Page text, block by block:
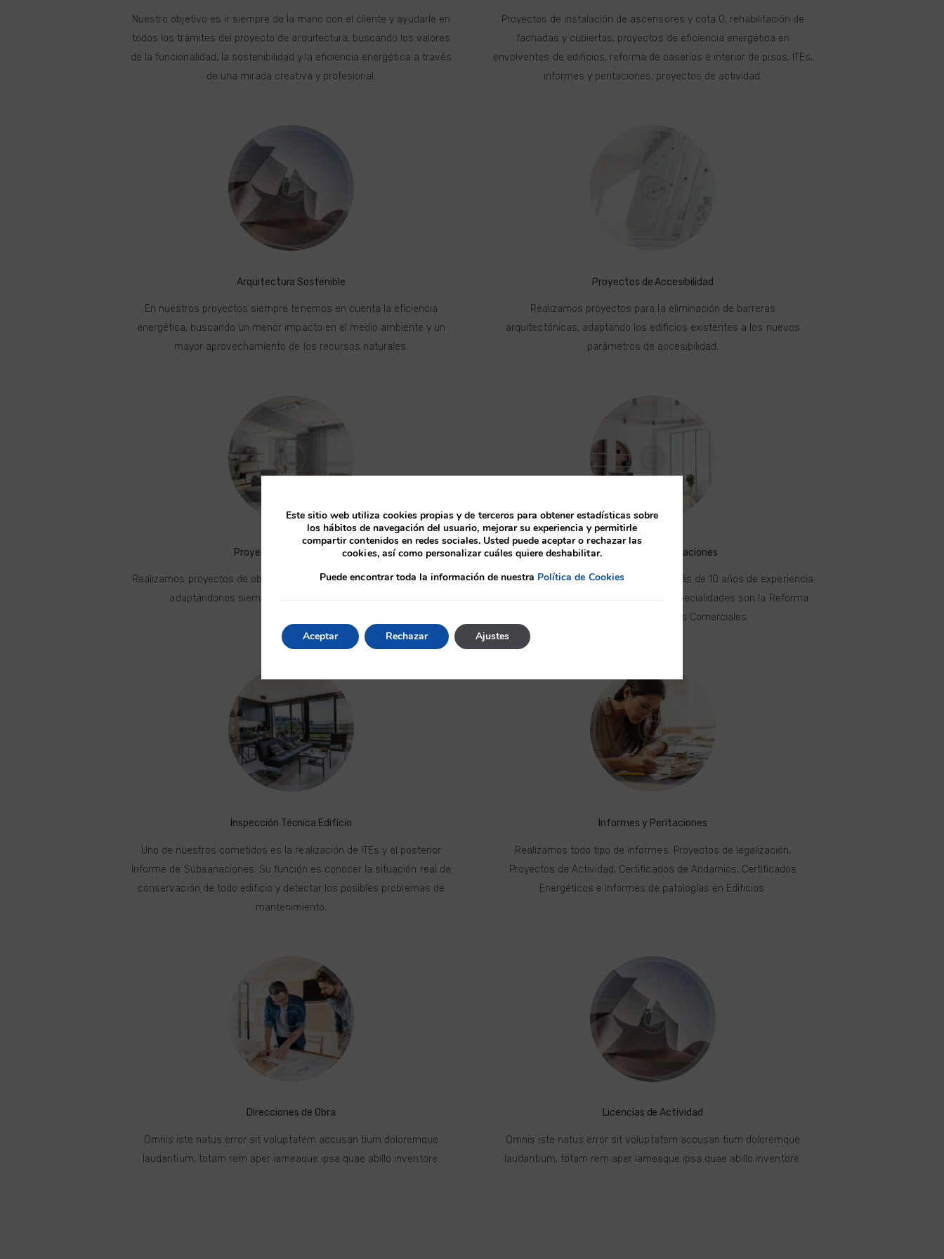
Nuestro objetivo es ir siempre de la mano con el cliente y ayudarle en
todos los trámites del proyecto de arquitectura, buscando los valores
de la funcionalidad, la sostenibilidad y la eficiencia energética a través
de una mirada creativa y profesional.
Proyectos de instalación de ascensores y cota 0, rehabilitación de
fachadas y cubiertas, proyectos de eficiencia energética en
envolventes de edificios, reforma de caseríos e interior de pisos, ITEs,
informes y peritaciones, proyectos de actividad.
Arquitectura Sostenible
En nuestros proyectos siempre tenemos en cuenta la eficiencia
energética, buscando un menor impacto en el medio ambiente y un
mayor aprovechamiento de los recursos naturales.
Proyectos de Accesibilidad
Realizamos proyectos para la eliminación de barreras
arquitectónicas, adaptando los edificios existentes a los nuevos
parámetros de accesibilidad.
Proyectos de Obra Nueva
Realizamos proyectos de obra nueva para cualquier tipo de actividad,
adaptándonos siempre a las necesidades del cliente.
Reformas y Rehabilitaciones
Somos un Estudio de Arquitectura con más de 10 años de experiencia
en obras de Rehabilitación. Nuestras especialidades son la Reforma
de Pisos, Caseríos y Locales Comerciales.
Inspección Técnica Edificio
Uno de nuestros cometidos es la realización de ITEs y el posterior
Informe de Subsanaciones. Su función es conocer la situación real de
conservación de todo edificio y detectar los posibles problemas de
mantenimiento.
Informes y Peritaciones
Realizamos todo tipo de informes: Proyectos de legalización,
Proyectos de Actividad, Certificados de Andamios, Certificados
Energéticos e Informes de patologías en Edificios.
Direcciones de Obra
Omnis iste natus error sit voluptatem accusan tium doloremque
laudantium, totam rem aper iameaque ipsa quae abillo inventore.
Licencias de Actividad
Omnis iste natus error sit voluptatem accusan tium doloremque
laudantium, totam rem aper iameaque ipsa quae abillo inventore.
Este sitio web utiliza cookies propias y de terceros para obtener estadísticas sobre
los hábitos de navegación del usuario, mejorar su experiencia y permitirle
compartir contenidos en redes sociales. Usted puede aceptar o rechazar las
cookies, así como personalizar cuáles quiere deshabilitar.
Puede encontrar toda la información de nuestra Política de Cookies
Aceptar Rechazar Ajustes